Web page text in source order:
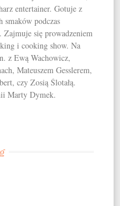
entertainer. Gotuje z
smaków podczas
się prowadzeniem
i cooking show. Na
z Ewą Wachowicz,
Mateuszem Gesslerem,
czy Zosią Ślotałą.
Marty Dymek.